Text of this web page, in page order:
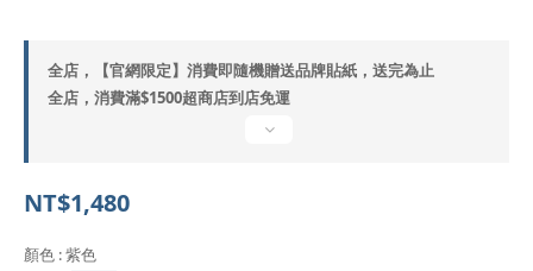
全店，【官網限定】消費即隨機贈送品牌貼紙，送完為止
全店，消費滿$1500超商店到店免運
NT$1,480
顏色 : 紫色